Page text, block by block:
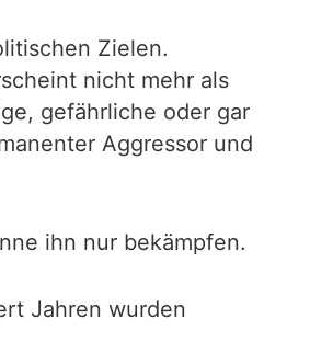
Zielen.
nicht mehr als
gefährliche oder gar
Aggressor und
ihn nur bekämpfen.
Jahren wurden